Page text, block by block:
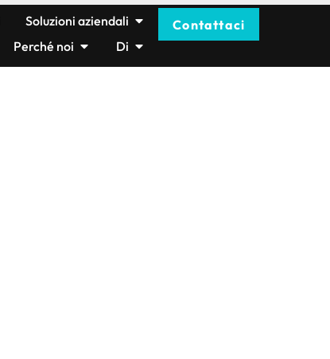
Soluzioni aziendali
Perché noi Di
Contattaci